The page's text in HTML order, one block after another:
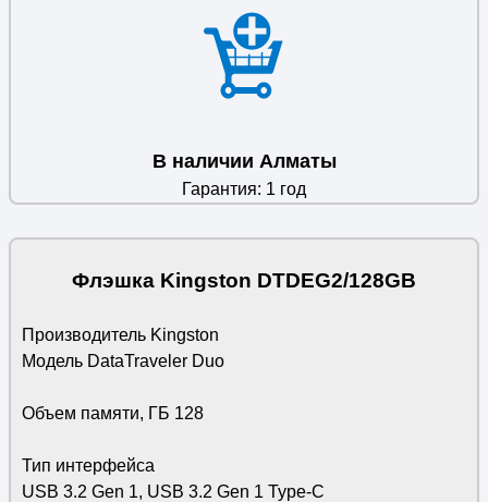
В наличии Алматы
Гарантия: 1 год
Флэшка Kingston DTDEG2/128GB
Производитель Kingston
Модель DataTraveler Duo
Объем памяти, ГБ 128
Тип интерфейса
USB 3.2 Gen 1, USB 3.2 Gen 1 Type-C